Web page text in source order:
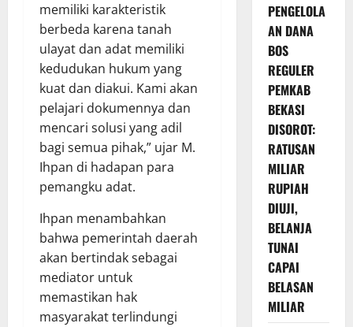
memiliki karakteristik
berbeda karena tanah
ulayat dan adat memiliki
kedudukan hukum yang
kuat dan diakui. Kami akan
pelajari dokumennya dan
mencari solusi yang adil
bagi semua pihak,” ujar M.
Ihpan di hadapan para
pemangku adat.
Ihpan menambahkan
bahwa pemerintah daerah
akan bertindak sebagai
mediator untuk
memastikan hak
masyarakat terlindungi
PENGELOLA
AN DANA
BOS
REGULER
PEMKAB
BEKASI
DISOROT:
RATUSAN
MILIAR
RUPIAH
DIUJI,
BELANJA
TUNAI
CAPAI
BELASAN
MILIAR